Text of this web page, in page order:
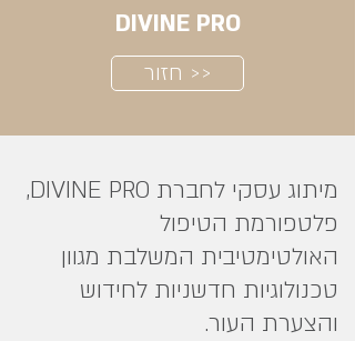
DIVINE PRO
חזור >>
מיתוג עסקי לחברת DIVINE PRO,
פלטפורמת הטיפול
האולטימטיבית המשלבת מגוון
טכנולוגיות חדשניות לחידוש
והצערת העור.